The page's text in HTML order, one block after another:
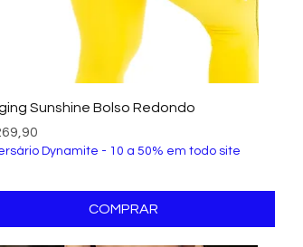
Visualização rápida
Sunshine Bolso Redondo
Dynamite - 10 a 50% em todo site
COMPRAR